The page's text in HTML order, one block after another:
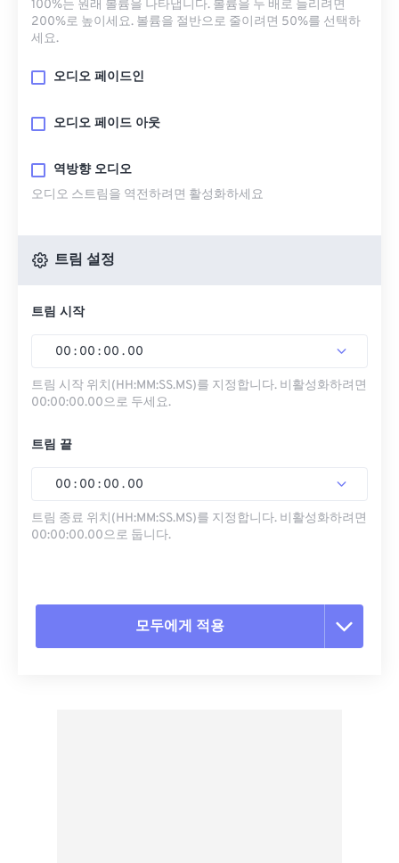
100%는 원래 볼륨을 나타냅니다. 볼륨을 두 배로 늘리려면
200%로 높이세요. 볼륨을 절반으로 줄이려면 50%를 선택하
세요.
오디오 페이드인
오디오 페이드 아웃
역방향 오디오
오디오 스트림을 역전하려면 활성화하세요
트림 설정
트림 시작
00 : 00 : 00 . 00
트림 시작 위치(HH:MM:SS.MS)를 지정합니다. 비활성화하려면
00:00:00.00으로 두세요.
트림 끝
00 : 00 : 00 . 00
트림 종료 위치(HH:MM:SS.MS)를 지정합니다. 비활성화하려면
00:00:00.00으로 둡니다.
모두에게 적용